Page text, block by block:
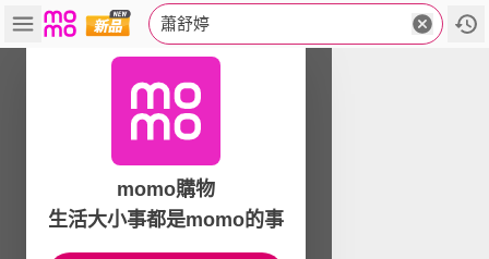
蕭舒婷
momo購物
生活大小事都是momo的事